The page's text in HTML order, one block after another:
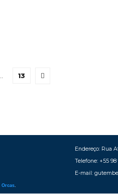
13
Endereço: Rua
Telefone: +55 98
E-mail:
Orcas.